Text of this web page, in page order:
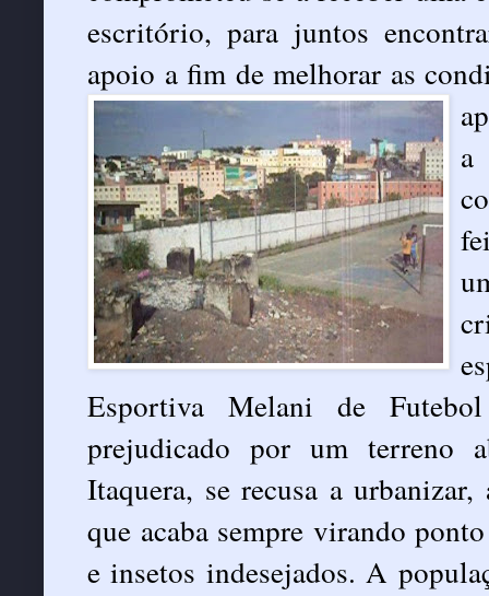
escritório, para juntos
apoio a fim de melhorar as
a
Esportiva Melani de
prejudicado por um terreno
Itaquera, se recusa a
que acaba sempre virando
e insetos indesejados. A